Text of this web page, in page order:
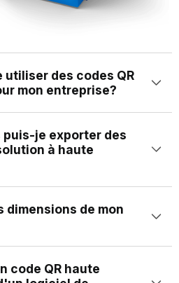
des codes QR
mon entreprise?
et visuellement
la taille. Ceci est crucial pour le
puis-je exporter des
à haute
(PNG et JPEG) pour
de mon
millimètres ou pixels. Cela
code QR haute